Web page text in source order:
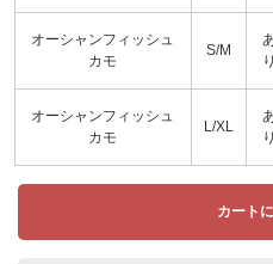
オーシャンフィッシュ
カモ
S/M
り
オーシャンフィッシュ
カモ
L/XL
り
カート